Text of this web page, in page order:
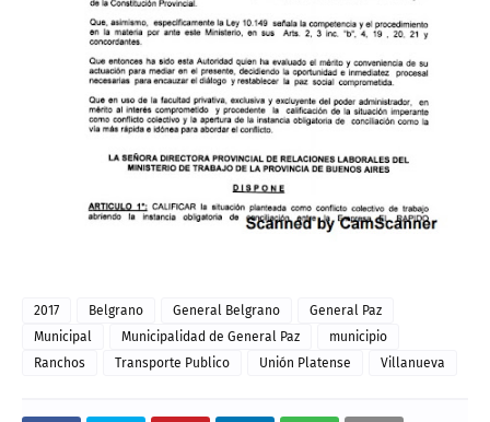
2017 Belgrano General Belgrano
General Paz
Municipal
Municipalidad de General Paz
municipio
Ranchos
Transporte Publico Unión Platense Villanueva